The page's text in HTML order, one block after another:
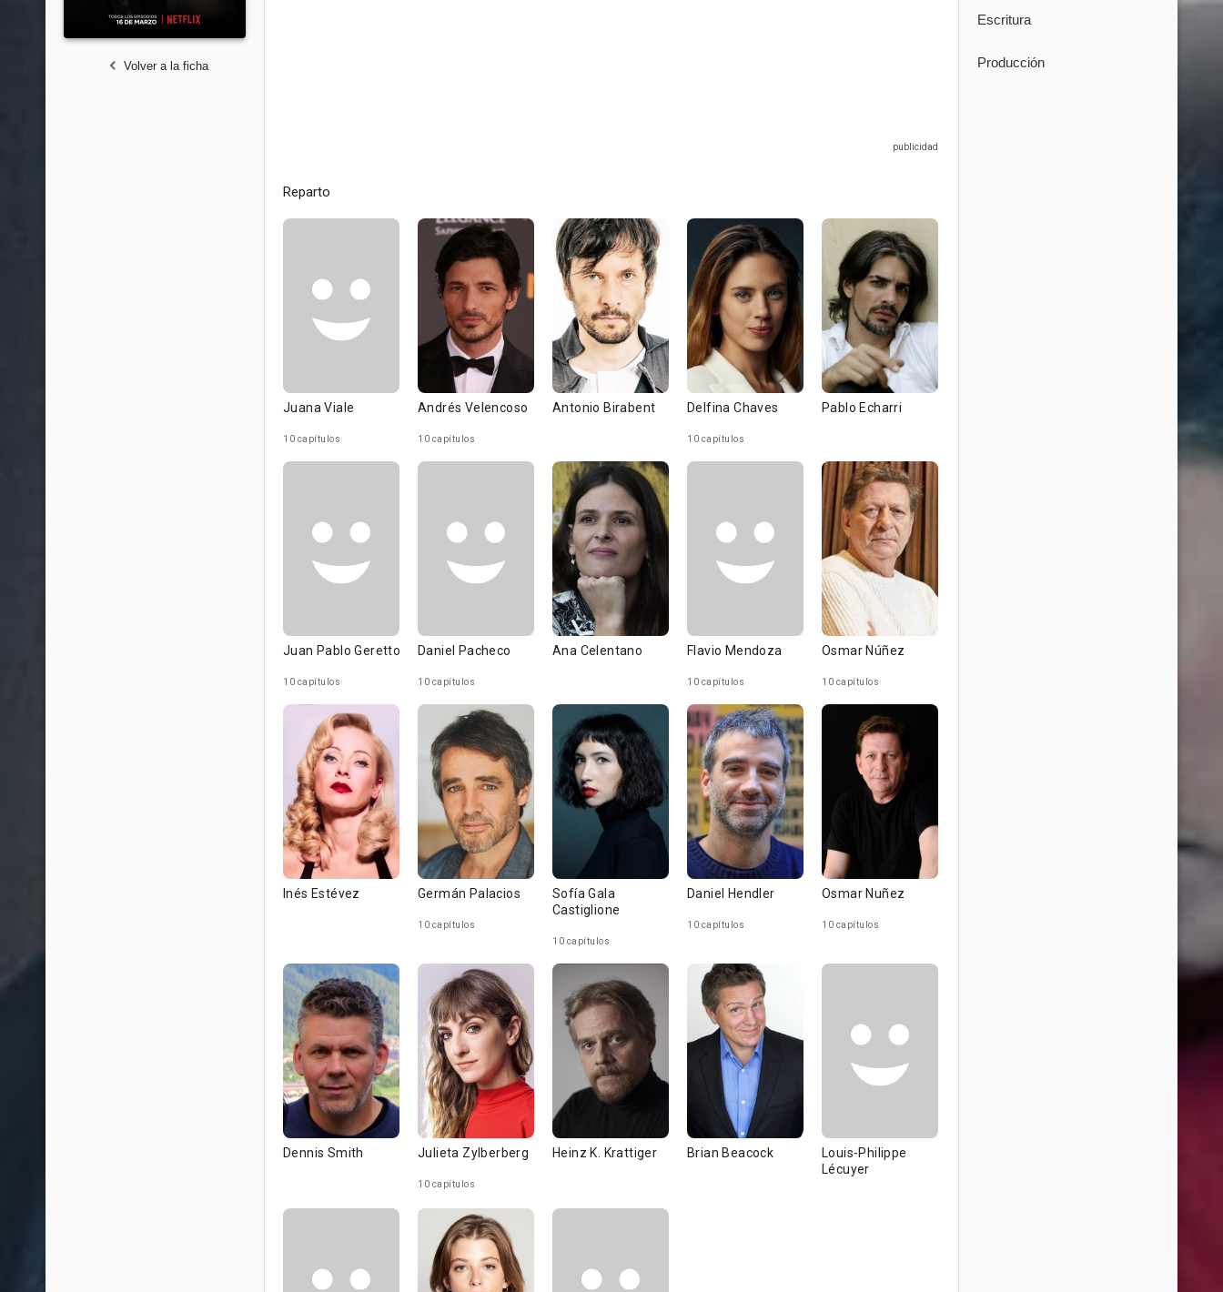
Volver a la ficha
Reparto
Juana Viale
10 capítulos
Andrés Velencoso
10 capítulos
Antonio Birabent Delfina Chaves
10 capítulos
Pablo Echarri
Juan Pablo Geretto
10 capítulos
Daniel Pacheco
10 capítulos
Ana Celentano Flavio Mendoza
10 capítulos
Osmar Núñez
10 capítulos
Inés Estévez Germán Palacios
10 capítulos
Sofía Gala
Castiglione
10 capítulos
Daniel Hendler
10 capítulos
Osmar Nuñez
10 capítulos
Dennis Smith Julieta Zylberberg
10 capítulos
Heinz K. Krattiger Brian Beacock
Louis-Philippe
Lécuyer
Escritura
Producción